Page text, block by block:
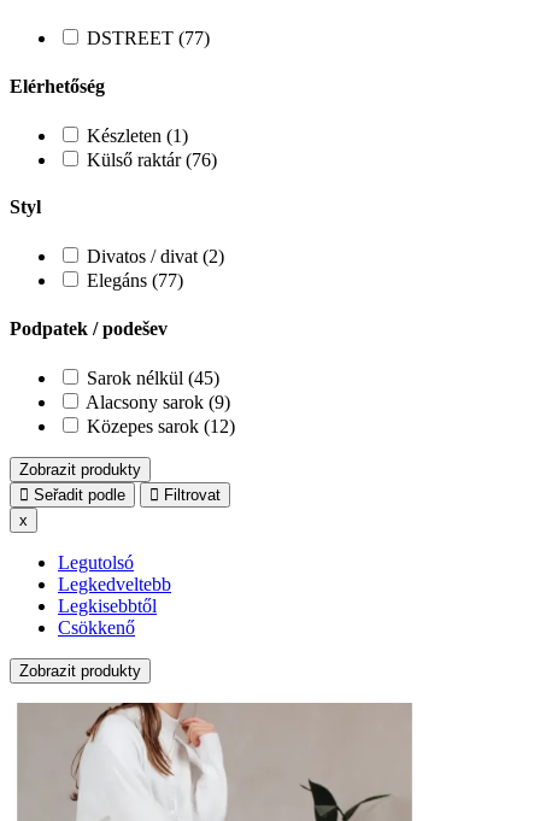
DSTREET (77)
Elérhetőség
Készleten (1)
Külső raktár (76)
Styl
Divatos / divat (2)
Elegáns (77)
Podpatek / podešev
Sarok nélkül (45)
Alacsony sarok (9)
Közepes sarok (12)
Zobrazit produkty
Seřadit podle
Filtrovat
x
Legutolsó
Legkedveltebb
Legkisebbtől
Csökkenő
Zobrazit produkty